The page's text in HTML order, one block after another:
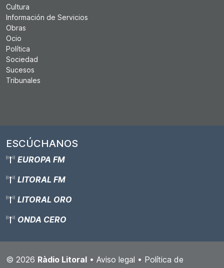
Cultura
Información de Servicios
Obras
Ocio
Política
Sociedad
Sucesos
Tribunales
ESCÚCHANOS
EUROPA FM
LITORAL FM
LITORAL ORO
ONDA CERO
© 2026 Ràdio Litoral • Aviso legal • Política de